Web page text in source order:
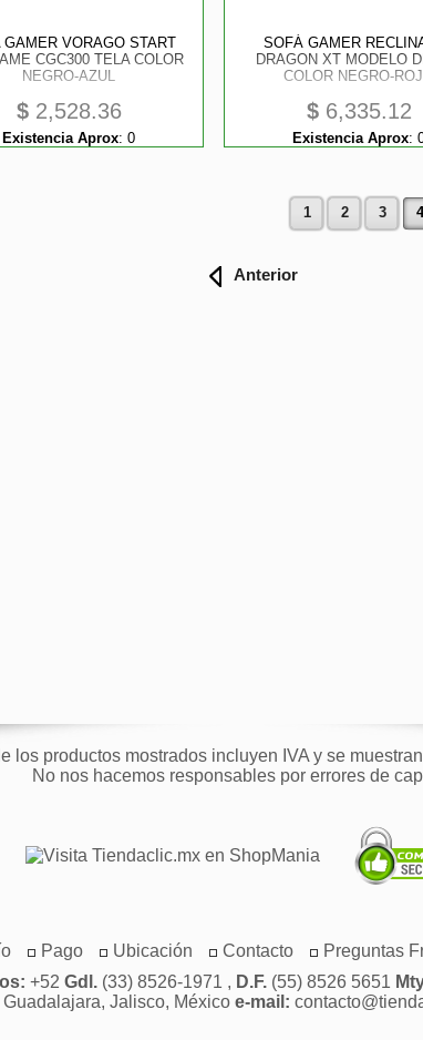
GAMER VORAGO START
CGC300 TELA COLOR
NEGRO-AZUL
$2,528.36
Existencia Aprox: 0
SOFÁ GAMER
DRAGON XT MODELO
COLOR NEGRO-
$6,335.12
Existencia Aprox:
1 2 3 4
Anterior
los productos mostrados incluyen IVA y se
No nos hacemos responsables por errores de
Pago Ubicación Contacto Preguntas
+52 Gdl.(33) 8526-1971 , D.F.(55) 8526 5651
Guadalajara, Jalisco, México e-mail: